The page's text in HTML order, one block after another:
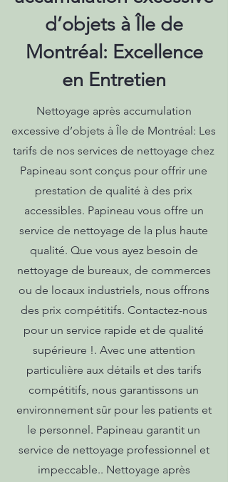
d’objets à Île de
Montréal: Excellence
en Entretien
Nettoyage après accumulation
excessive d’objets à Île de Montréal: Les
tarifs de nos services de nettoyage chez
Papineau sont conçus pour offrir une
prestation de qualité à des prix
accessibles. Papineau vous offre un
service de nettoyage de la plus haute
qualité. Que vous ayez besoin de
nettoyage de bureaux, de commerces
ou de locaux industriels, nous offrons
des prix compétitifs. Contactez-nous
pour un service rapide et de qualité
supérieure !. Avec une attention
particulière aux détails et des tarifs
compétitifs, nous garantissons un
environnement sûr pour les patients et
le personnel. Papineau garantit un
service de nettoyage professionnel et
impeccable.. Nettoyage après